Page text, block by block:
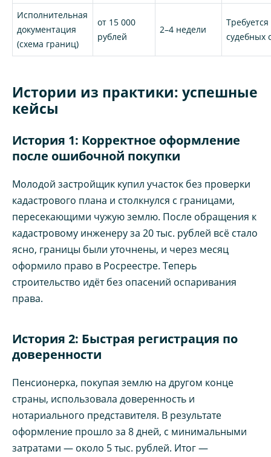
Исполнительная
документация
(схема границ)
от 15 000
рублей
2–4 недели
судебных
Истории из практики: успешные
кейсы
История 1: Корректное оформление
после ошибочной покупки
Молодой застройщик купил участок без проверки
кадастрового плана и столкнулся с границами,
пересекающими чужую землю. После обращения к
кадастровому инженеру за 20 тыс. рублей всё стало
ясно, границы были уточнены, и через месяц
оформило право в Росреестре. Теперь
строительство идёт без опасений оспаривания
права.
История 2: Быстрая регистрация по
доверенности
Пенсионерка, покупая землю на другом конце
страны, использовала доверенность и
нотариального представителя. В результате
оформление прошло за 8 дней, с минимальными
затратами — около 5 тыс. рублей. Итог —